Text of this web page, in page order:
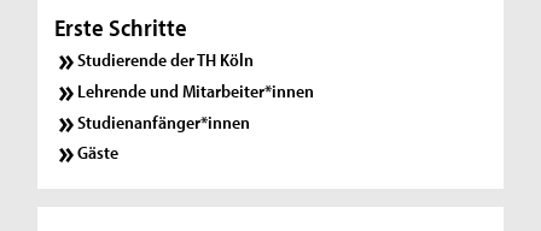
Erste Schritte
Studierende der TH Köln
Lehrende und Mitarbeiter*innen
Studienanfänger*innen
Gäste